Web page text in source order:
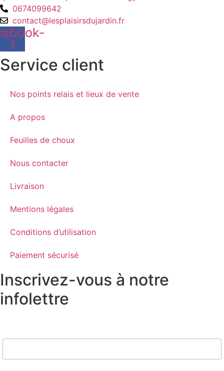
0674099642
contact@lesplaisirsdujardin.fr
f
Service client
Nos points relais et lieux de vente
A propos
Feuilles de choux
Nous contacter
Livraison
Mentions légales
Conditions d’utilisation
Paiement sécurisé
Inscrivez-vous à notre
infolettre